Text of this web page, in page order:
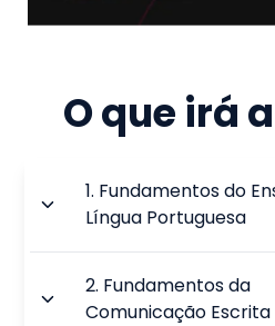
O que irá
1. Fundamentos do
Língua Portuguesa
2. Fundamentos da
Comunicação Escrita